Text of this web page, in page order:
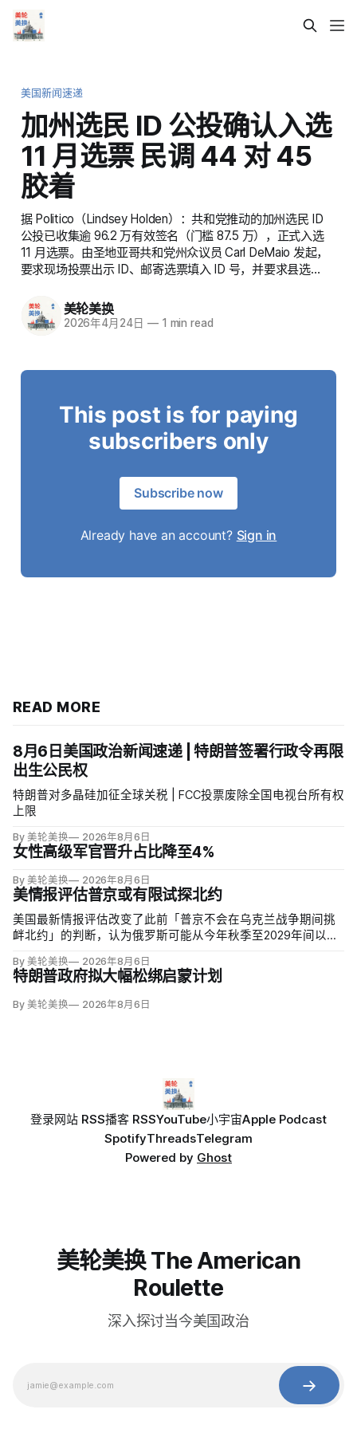
美国新闻速递
加州选民 ID 公投确认入选
11 月选票 民调 44 对 45
胶着
据 Politico（Lindsey Holden）：共和党推动的加州选民 ID
公投已收集逾 96.2 万有效签名（门槛 87.5 万），正式入选
11 月选票。由圣地亚哥共和党州众议员 Carl DeMaio 发起，
要求现场投票出示 ID、邮寄选票填入 ID 号，并要求县选…
美轮美换
2026年4月24日 —1 min read
This post is for paying
subscribers only
Subscribe now
Already have an account? Sign in
READ MORE
8月6日美国政治新闻速递 | 特朗普签署行政令再限
出生公民权
特朗普对多晶硅加征全球关税 | FCC投票废除全国电视台所有权
上限
By 美轮美换 2026年8月6日
女性高级军官晋升占比降至4%
By 美轮美换 2026年8月6日
美情报评估普京或有限试探北约
美国最新情报评估改变了此前「普京不会在乌克兰战争期间挑
衅北约」的判断，认为俄罗斯可能从今年秋季至2029年间以网
限陆地入侵仍属低概率，但风险随时间上升；俄军导弹落入波
兰、无人机进入罗马尼亚已被视为前兆。
By 美轮美换 2026年8月6日
特朗普政府拟大幅松绑启蒙计划
By 美轮美换 2026年8月6日
登录网站 RSS播客 RSSYouTube小宇宙Apple Podcast
SpotifyThreadsTelegram
Powered by Ghost
美轮美换 The American
Roulette
深入探讨当今美国政治